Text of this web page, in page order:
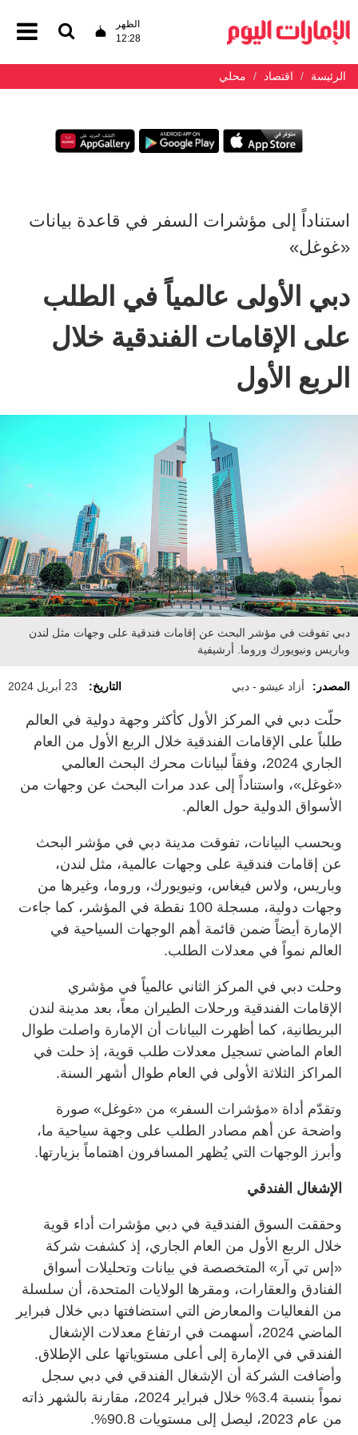
الظهر
12:28
الرئيسة اقتصاد محلي
استناداً إلى مؤشرات السفر في قاعدة بيانات
«غوغل»
دبي الأولى عالمياً في الطلب
على الإقامات الفندقية خلال
الربع الأول
دبي تفوقت في مؤشر البحث عن إقامات فندقية على وجهات مثل لندن
وباريس ونيويورك وروما. أرشيفية
المصدر: أزاد عيشو - دبي التاريخ: 23 أبريل 2024
حلّت دبي في المركز الأول كأكثر وجهة دولية في العالم
طلباً على الإقامات الفندقية خلال الربع الأول من العام
الجاري 2024، وفقاً لبيانات محرك البحث العالمي
«غوغل»، واستناداً إلى عدد مرات البحث عن وجهات من
الأسواق الدولية حول العالم.
وبحسب البيانات، تفوقت مدينة دبي في مؤشر البحث
عن إقامات فندقية على وجهات عالمية، مثل لندن،
وباريس، ولاس فيغاس، ونيويورك، وروما، وغيرها من
وجهات دولية، مسجلة 100 نقطة في المؤشر، كما جاءت
الإمارة أيضاً ضمن قائمة أهم الوجهات السياحية في
العالم نمواً في معدلات الطلب.
وحلت دبي في المركز الثاني عالمياً في مؤشري
الإقامات الفندقية ورحلات الطيران معاً، بعد مدينة لندن
البريطانية، كما أظهرت البيانات أن الإمارة واصلت طوال
العام الماضي تسجيل معدلات طلب قوية، إذ حلت في
المراكز الثلاثة الأولى في العام طوال أشهر السنة.
وتقدّم أداة «مؤشرات السفر» من «غوغل» صورة
واضحة عن أهم مصادر الطلب على وجهة سياحية ما،
وأبرز الوجهات التي يُظهر المسافرون اهتماماً بزيارتها.
الإشغال الفندقي
وحققت السوق الفندقية في دبي مؤشرات أداء قوية
خلال الربع الأول من العام الجاري، إذ كشفت شركة
«إس تي آر» المتخصصة في بيانات وتحليلات أسواق
الفنادق والعقارات، ومقرها الولايات المتحدة، أن سلسلة
من الفعاليات والمعارض التي استضافتها دبي خلال فبراير
الماضي 2024، أسهمت في ارتفاع معدلات الإشغال
الفندقي في الإمارة إلى أعلى مستوياتها على الإطلاق.
وأضافت الشركة أن الإشغال الفندقي في دبي سجل
نمواً بنسبة 3.4% خلال فبراير 2024، مقارنة بالشهر ذاته
من عام 2023، ليصل إلى مستويات 90.8%.